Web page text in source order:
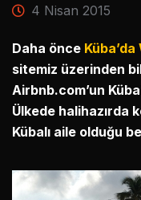
4 Nisan 2015
Daha önce
sitemiz üzerinden
Airbnb.com’un
Ülkede halihazırda
Kübalı aile olduğu